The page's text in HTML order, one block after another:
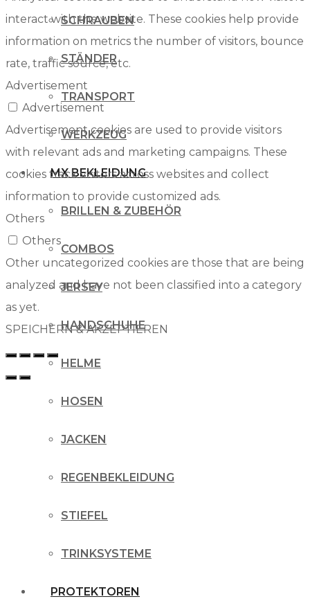
SCHRAUBEN
STÄNDER
TRANSPORT
WERKZEUG
MX BEKLEIDUNG
BRILLEN & ZUBEHÖR
COMBOS
JERSEY
HANDSCHUHE
HELME
HOSEN
JACKEN
REGENBEKLEIDUNG
STIEFEL
TRINKSYSTEME
PROTEKTOREN
interact with the website. These cookies help provide
information on metrics the number of visitors, bounce
rate, traffic source, etc.
Advertisement
Advertisement
Advertisement cookies are used to provide visitors
with relevant ads and marketing campaigns. These
cookies track visitors across websites and collect
information to provide customized ads.
Others
Others
Other uncategorized cookies are those that are being
analyzed and have not been classified into a category
as yet.
SPEICHERN & AKZEPTIEREN